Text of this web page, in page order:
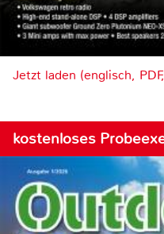
Jetzt laden (englisch,
kostenloses